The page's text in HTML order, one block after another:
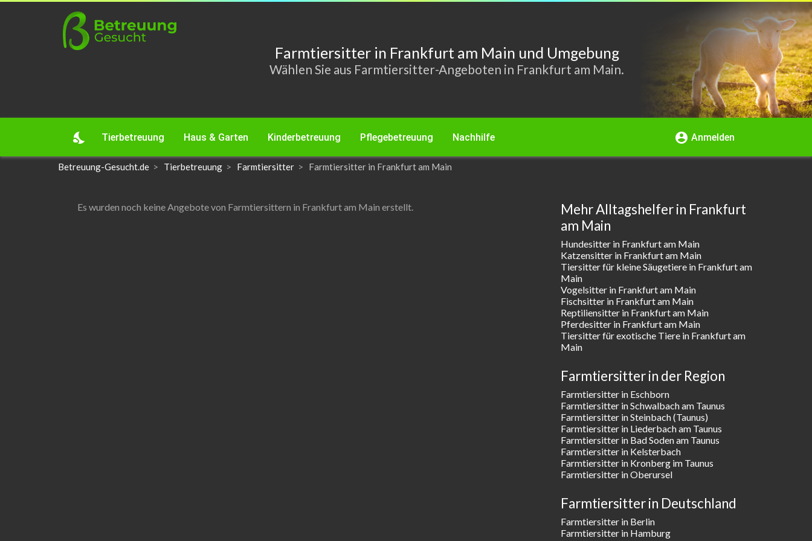
Farmtiersitter in Frankfurt am Main und Umgebung
Wählen Sie aus Farmtiersitter-Angeboten in Frankfurt am Main.
nights_stay Tierbetreuung Haus & Garten Kinderbetreuung Pflegebetreuung Nachhilfe account_circle Anmelden
Betreuung-Gesucht.de Tierbetreuung Farmtiersitter Farmtiersitter in Frankfurt am Main
Es wurden noch keine Angebote von Farmtiersittern in Frankfurt am Main erstellt.
Mehr Alltagshelfer in Frankfurt
am Main
Hundesitter in Frankfurt am Main
Katzensitter in Frankfurt am Main
Tiersitter für kleine Säugetiere in Frankfurt am
Main
Vogelsitter in Frankfurt am Main
Fischsitter in Frankfurt am Main
Reptiliensitter in Frankfurt am Main
Pferdesitter in Frankfurt am Main
Tiersitter für exotische Tiere in Frankfurt am
Main
Farmtiersitter in der Region
Farmtiersitter in Eschborn
Farmtiersitter in Schwalbach am Taunus
Farmtiersitter in Steinbach (Taunus)
Farmtiersitter in Liederbach am Taunus
Farmtiersitter in Bad Soden am Taunus
Farmtiersitter in Kelsterbach
Farmtiersitter in Kronberg im Taunus
Farmtiersitter in Oberursel
Farmtiersitter in Deutschland
Farmtiersitter in Berlin
Farmtiersitter in Hamburg